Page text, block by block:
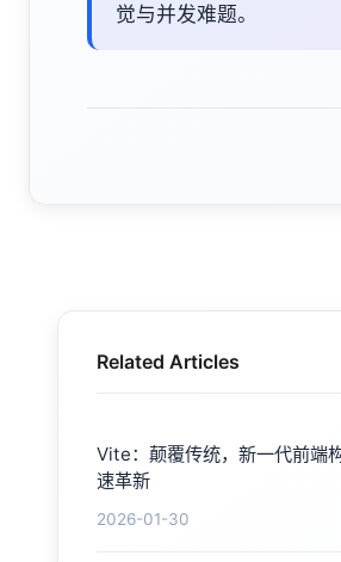
觉与并发难题。
Related Articles
Vite：颠覆传统，新一代前端
速革新
2026-01-30